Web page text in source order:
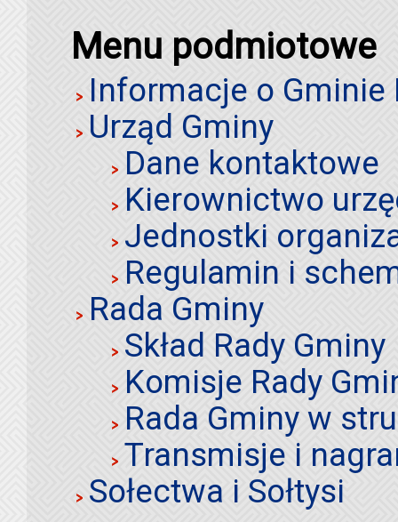
Menu podmiotowe
Informacje o Gminie
Urząd Gminy
Dane kontaktowe
Kierownictwo
Jednostki
Regulamin i
Rada Gminy
Skład Rady Gminy
Komisje Rady
Rada Gminy w
Transmisje i
Sołectwa i Sołtysi